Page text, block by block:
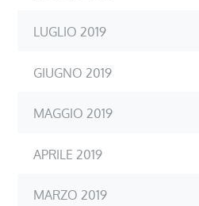
LUGLIO 2019
GIUGNO 2019
MAGGIO 2019
APRILE 2019
MARZO 2019